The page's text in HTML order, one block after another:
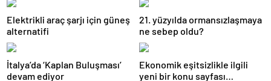
Elektrikli araç şarjı için güneş
alternatifi
21. yüzyılda ormansızlaşmaya
ne sebep oldu?
İtalya’da ‘Kaplan Buluşması’
devam ediyor
Ekonomik eşitsizlikle ilgili
yeni bir konu sayfası